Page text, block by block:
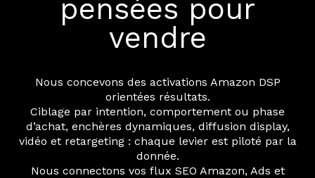
pensées pour
vendre
Nous concevons des activations Amazon DSP
orientées résultats.
Ciblage par intention, comportement ou phase
d’achat, enchères dynamiques, diffusion display,
vidéo et retargeting : chaque levier est piloté par la
donnée.
Nous connectons vos flux SEO Amazon, Ads et